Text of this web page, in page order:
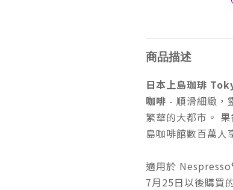
商品描述
日本上島珈琲
咖啡 - 順滑細緻
繁華的大都市。
島咖啡館數百萬人
適用於
7月25日以後購買